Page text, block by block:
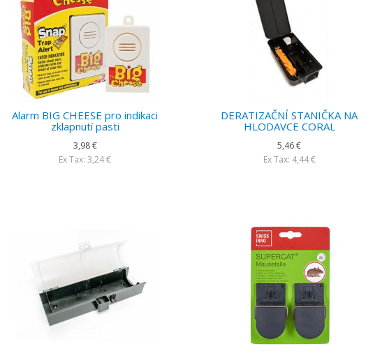
Alarm BIG CHEESE pro indikaci
zklapnutí pasti
3,98 €
Ex Tax: 3,24 €
DERATIZAČNÍ STANIČKA NA
HLODAVCE CORAL
5,46 €
Ex Tax: 4,44 €